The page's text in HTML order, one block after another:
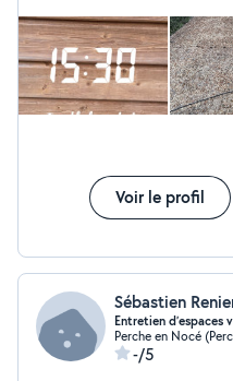
Voir le profil
Sébastien
Entretien d’espaces
Perche en Nocé
-/5